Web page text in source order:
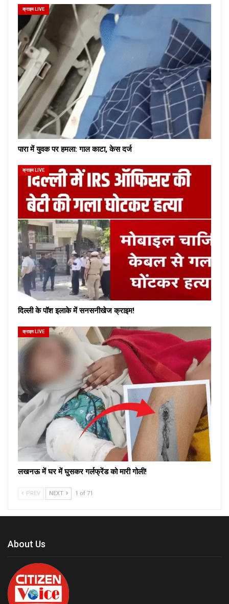
क्राइम LIVE
पारा में युवक पर हमला: गाल काटा, केस दर्ज
क्राइम LIVE
दिल्ली के पॉश इलाके में सनसनीखेज क्राइम!
क्राइम LIVE
लखनऊ में घर में घुसकर गर्लफ्रेंड को मारी गोली!
PREV NEXT 1 of 71
About Us